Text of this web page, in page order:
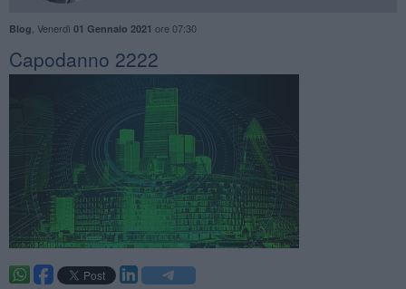
Blog Venerdì 01 Gennaio 2021 ore 07:30
​Capodanno 2222